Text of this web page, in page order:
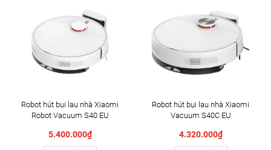
Robot hút bụi lau nhà Xiaomi
Robot Vacuum S40 EU
5.400.000₫
Robot hút bụi lau nhà Xiaomi
Vacuum S40C EU
4.320.000₫